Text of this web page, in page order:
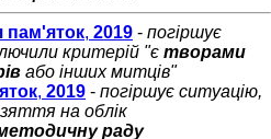
пам'яток, 2019 - погіршує
критерій "є творами
або інших митців"
, 2019 - погіршує ситуацію,
на облік
раду